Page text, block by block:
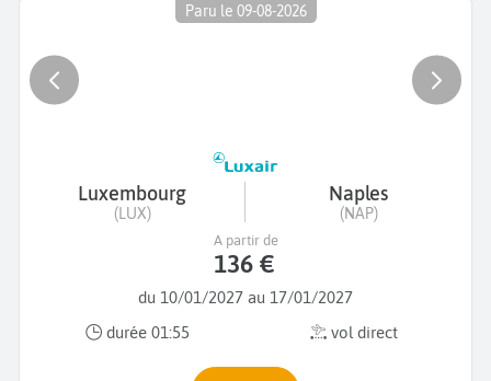
Paru le 09-08-2026
Luxembourg
(LUX)
Naples
(NAP)
du 10/01/2027 au 17/01/2027
durée 01:55
vol direct
A partir de
136 €